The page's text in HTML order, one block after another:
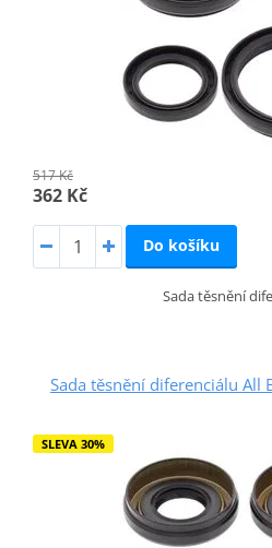
517 Kč
362 Kč
Do košíku
Sada těsnění
Sada těsnění diferenciálu All
SLEVA 30%